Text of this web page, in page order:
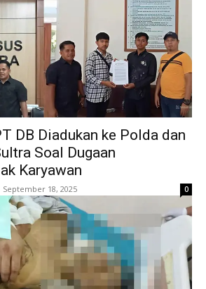
DB Diadukan ke Polda dan
Soal Dugaan
Karyawan
September 18, 2025 0